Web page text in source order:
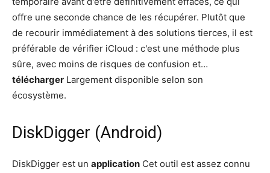
offre une seconde chance de les récupérer. Plutôt que
de recourir immédiatement à des solutions tierces, il est
préférable de vérifier iCloud : c'est une méthode plus
sûre, avec moins de risques de confusion et…
télécharger Largement disponible selon son
écosystème.
DiskDigger (Android)
DiskDigger est un application Cet outil est assez connu